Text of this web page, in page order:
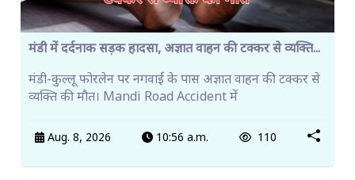
मंडी में दर्दनाक सड़क हादसा, अज्ञात वाहन की टक्कर से व्यक्ति...
मंडी-कुल्लू फोरलेन पर नगवाईं के पास अज्ञात वाहन की टक्कर से
व्यक्ति की मौत। Mandi Road Accident में
Aug. 8, 2026 10:56 a.m. 110